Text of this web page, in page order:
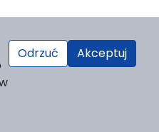
ul. Dewajtis 5, domek
Odrzuć Akceptuj